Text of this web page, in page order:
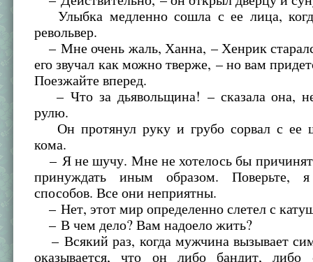
Улыбка медленно сошла с ее лица,
револьвер.
– Мне очень жаль, Ханна, – Хенрик
его звучал как можно тверже, – но вам
Поезжайте вперед.
– Что за дьявольщина! – сказала она,
рулю.
Он протянул руку и грубо сорвал с ее
кома.
– Я не шучу. Мне не хотелось бы
принуждать иным образом. Поверьте,
способов. Все они неприятны.
– Нет, этот мир определенно слетел с
– В чем дело? Вам надоело жить?
– Всякий раз, когда мужчина вызывает
оказывается, что он либо бандит, либо